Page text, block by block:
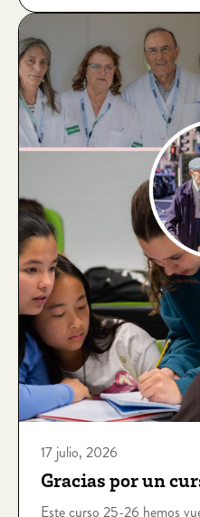
17 julio, 2026
Gracias por un
Este curso 25-26 hemos